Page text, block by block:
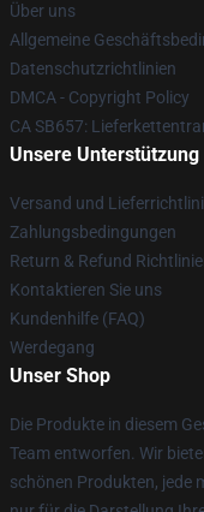
Über uns
Allgemeine
Datenschutzrichtlinien
DMCA - Copyright Policy
CA SB657:
Unsere Unterstützung
Versand und
Zahlungsbedingungen
Return & Refund
Kontaktieren Sie uns
Kundenhilfe (FAQ)
Werdegang
Unser Shop
Die Produkte in diesem
Team entworfen. Wir
schönen Produkten, jede